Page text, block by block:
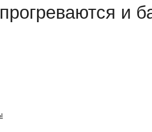
прогреваются и